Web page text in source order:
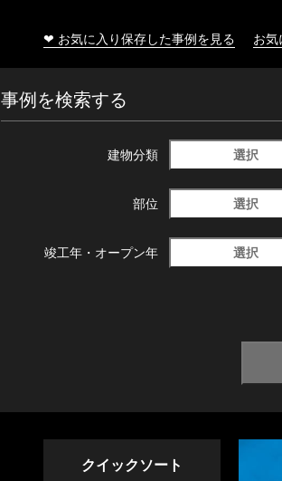
❤ お気に入り保存した事例を見る お
事例を検索する
建物分類 選択
部位 選択
竣工年・ オープン年 選択
クイックソート